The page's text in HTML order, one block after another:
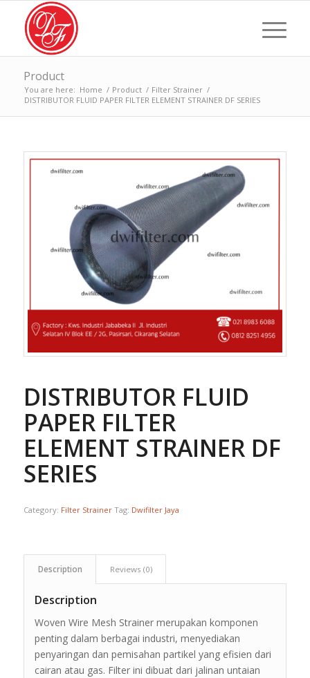
Product
You are here: Home / Product / Filter Strainer /
DISTRIBUTOR FLUID PAPER FILTER ELEMENT STRAINER DF SERIES
DISTRIBUTOR FLUID
PAPER FILTER
ELEMENT STRAINER DF
SERIES
Category: Filter Strainer Tag: Dwifilter Jaya
Description Reviews (0)
Description
Woven Wire Mesh Strainer merupakan komponen
penting dalam berbagai industri, menyediakan
penyaringan dan pemisahan partikel yang efisien dari
cairan atau gas. Filter ini dibuat dari jalinan untaian